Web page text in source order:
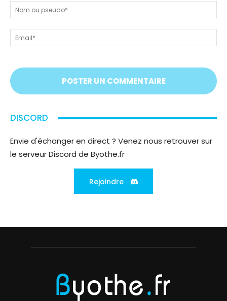
nous
tout
!
On
vous
;)
ou
DISCORD
Envie d'échanger en direct ? Venez nous retrouver sur
le serveur Discord de Byothe.fr
Rejoindre